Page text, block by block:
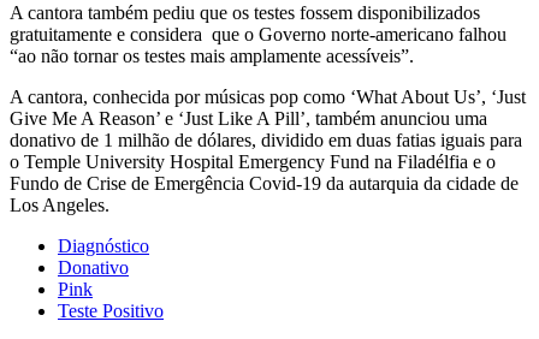
A cantora também pediu que os testes fossem disponibilizados
gratuitamente e considera que o Governo norte-americano falhou
“ao não tornar os testes mais amplamente acessíveis”.
A cantora, conhecida por músicas pop como ‘What About Us’, ‘Just
Give Me A Reason’ e ‘Just Like A Pill’, também anunciou uma
donativo de 1 milhão de dólares, dividido em duas fatias iguais para
o Temple University Hospital Emergency Fund na Filadélfia e o
Fundo de Crise de Emergência Covid-19 da autarquia da cidade de
Los Angeles.
Diagnóstico
Donativo
Pink
Teste Positivo